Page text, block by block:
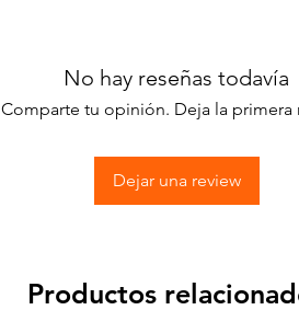
No hay reseñas todavía
Comparte tu opinión. Deja la primera
Dejar una review
Productos